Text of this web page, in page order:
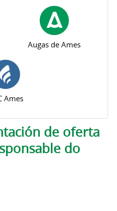
Augas de Ames
Ames
de oferta
do